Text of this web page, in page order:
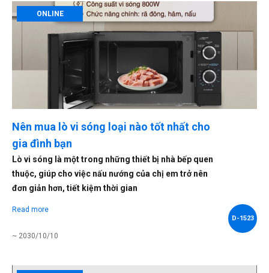
ONLINE
Nên mua lò vi sóng loại nào tốt nhất cho
gia đình bạn
Lò vi sóng là một trong những thiết bị nhà bếp quen
thuộc, giúp cho việc nấu nướng của chị em trở nên
đơn giản hơn, tiết kiệm thời gian
Read more
~ 2030/10/10
D-1523